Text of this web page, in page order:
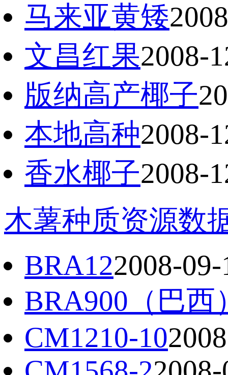
马来亚黄矮
文昌红果2008-
版纳高产椰子
本地高种2008-
香水椰子2008-
木薯种质资源数
BRA122008-09-
BRA900（巴西
CM1210-10